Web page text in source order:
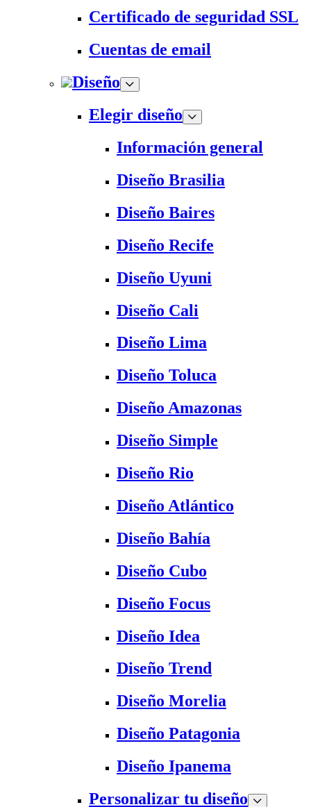
Certificado de seguridad SSL
Cuentas de email
Diseño
Elegir diseño
Información general
Diseño Brasilia
Diseño Baires
Diseño Recife
Diseño Uyuni
Diseño Cali
Diseño Lima
Diseño Toluca
Diseño Amazonas
Diseño Simple
Diseño Rio
Diseño Atlántico
Diseño Bahía
Diseño Cubo
Diseño Focus
Diseño Idea
Diseño Trend
Diseño Morelia
Diseño Patagonia
Diseño Ipanema
Personalizar tu diseño